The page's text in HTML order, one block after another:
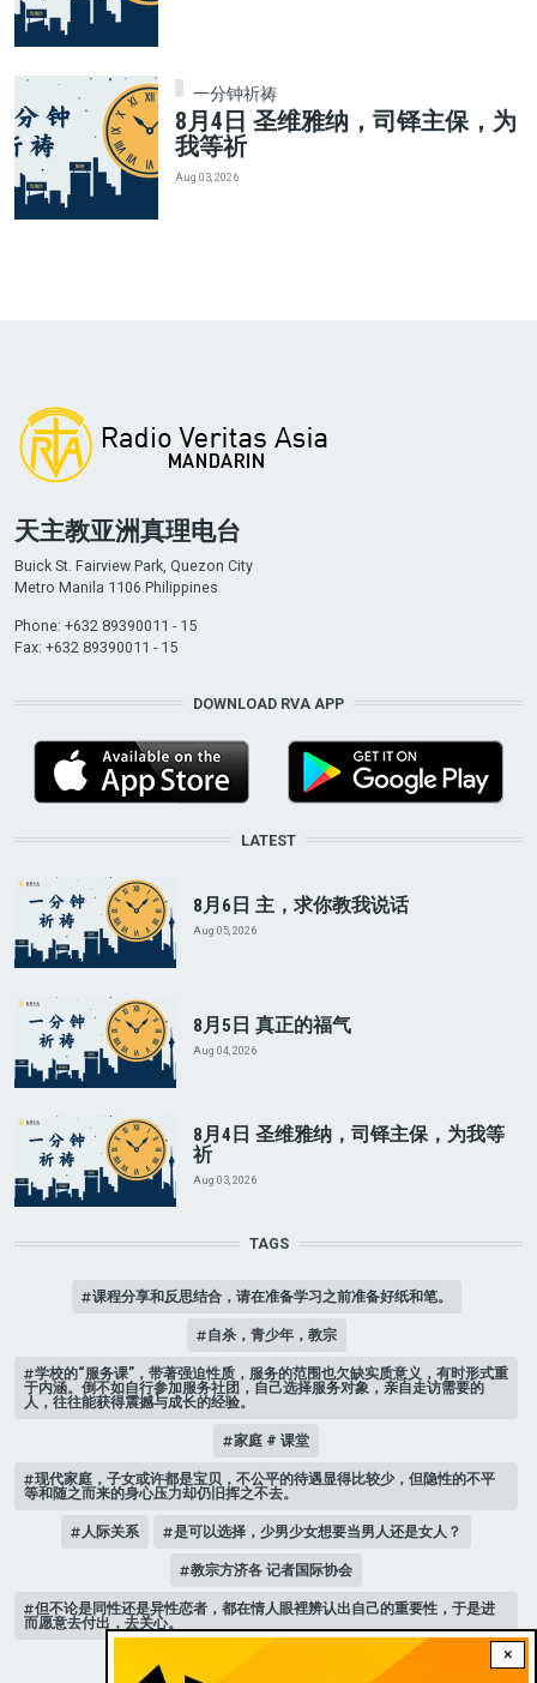
一分钟祈祷
8月4日 圣维雅纳，司铎主保，为
我等祈
Aug 03, 2026
×
天主教亚洲真理电台
Buick St. Fairview Park, Quezon City
Metro Manila 1106 Philippines
Phone: +632 89390011 - 15
Fax: +632 89390011 - 15
DOWNLOAD RVA APP
LATEST
8月6日 主，求你教我说话
Aug 05, 2026
8月5日 真正的福气
Aug 04, 2026
8月4日 圣维雅纳，司铎主保，为我等
祈
Aug 03, 2026
TAGS
课程分享和反思结合，请在准备学习之前准备好纸和笔。
自杀，青少年，教宗
学校的“服务课”，带著强迫性质，服务的范围也欠缺实质意义，有时形式重
于内涵。倒不如自行参加服务社团，自己选择服务对象，亲自走访需要的
人，往往能获得震撼与成长的经验。
家庭 # 课堂
现代家庭，子女或许都是宝贝，不公平的待遇显得比较少，但隐性的不平
等和随之而来的身心压力却仍旧挥之不去。
人际关系 是可以选择，少男少女想要当男人还是女人？
教宗方济各 记者国际协会
但不论是同性还是异性恋者，都在情人眼裡辨认出自己的重要性，于是进
而愿意去付出，去关心。